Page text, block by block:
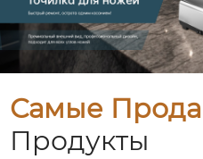
Самые
Продукты